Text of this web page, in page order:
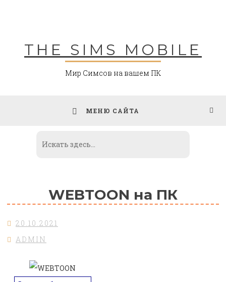
THE SIMS MOBILE
Мир Симсов на вашем ПК
МЕНЮ САЙТА
WEBTOON на ПК
20.10.2021
ADMIN